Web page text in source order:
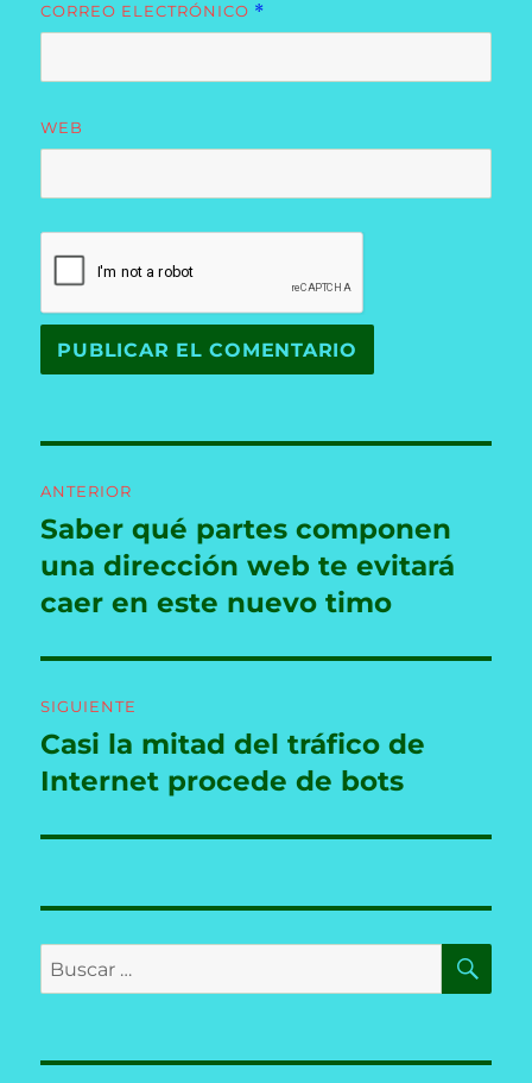
CORREO ELECTRÓNICO *
WEB
de
entradas
ANTERIOR
Entrada
anterior:
Saber qué partes componen
una dirección web te evitará
caer en este nuevo timo
SIGUIENTE
Entrada
siguiente:
Casi la mitad del tráfico de
Internet procede de bots
Buscar
por: